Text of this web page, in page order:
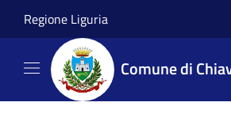
Regione Liguria
Comune di